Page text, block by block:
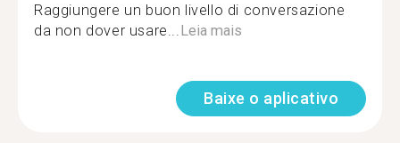
Raggiungere un buon livello di conversazione
da non dover usare... Leia mais
Baixe o aplicativo